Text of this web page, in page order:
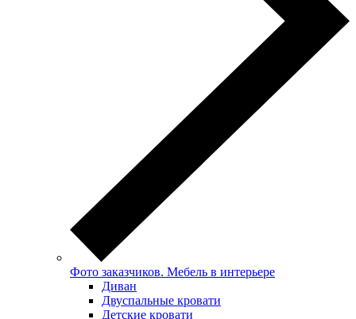
Фото заказчиков. Мебель в интерьере
Диван
Двуспальные кровати
Детские кровати